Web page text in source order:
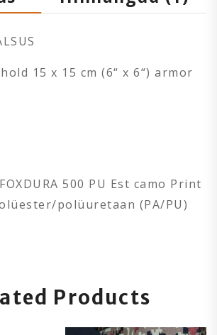
15 x 15 cm (6“ x 6“) armor
500 PU Est camo Print
polüuretaan (PA/PU)
Products